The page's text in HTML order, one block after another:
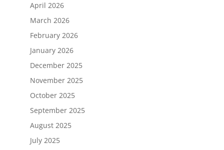
April 2026
March 2026
February 2026
January 2026
December 2025
November 2025
October 2025
September 2025
August 2025
July 2025